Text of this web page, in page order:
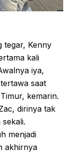
tegar, Kenny
kali
iya,
saat
kemarin.
dirinya tak
menjadi
akhirnya